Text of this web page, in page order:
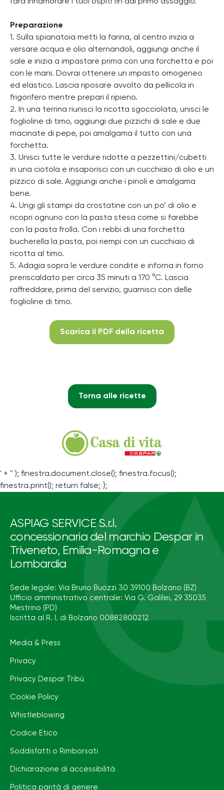
Preparazione
1. Sulla spianatoia metti la farina, al centro inizia a
versare acqua e olio alternandoli, aggiungi anche il
sale e inizia a impastare prima con una forchetta e poi
con le mani. Dovrai ottenere un impasto omogeneo
ed elastico. Lascia riposare avvolto da pellicola in
frigorifero mentre prepari il ripieno.
2. In una terrina riunisci la ricotta sgocciolata, unisci le
foglioline di timo, aggiungi due pizzichi di sale e due
macinate di pepe, poi amalgama il tutto con una
forchetta.
3. Unisci tutte le verdure ridotte a pezzettini/cubetti
in una ciotola e insaporisci con un cucchiaio di olio e un
pizzico di sale. Aggiungi anche i pinoli e amalgama
bene.
4. Ungi gli stampi da crostatine con un po’ di olio e
ricopri ognuno con la pasta stesa come si farebbe
con la pasta frolla. Con i rebbi di una forchetta
bucherella la pasta, poi riempi con un cucchiaio di
ricotta al timo.
5. Adagia sopra le verdure condite e inforna in forno
preriscaldato per circa 35 minuti a 170 °C. Lascia
raffreddare, prima del servizio, guarnisci con delle
foglioline di timo.
Scarica il PDF della ricetta
Torna alle ricette
' + '' ); finestra.document.close(); finestra.focus();
finestra.print(); return false; };
ASPIAG SERVICE S.r.l.
concessionaria del marchio Despar in
Triveneto, Emilia-Romagna e
Lombardia
Sede legale: Via Bruno Buozzi 30 39100 Bolzano (BZ)
Ufficio amministrativo centrale: Via G. Galilei, 29 35035
Mestrino (PD)
Iscritta al R. I. di Bolzano 00882800212
Media & Press
Privacy
Privacy Despar Tribù
Cookie Policy
Whistleblowing
Codice Etico
Soddisfatti o Rimborsati
Dichiarazione di accessibilità
Politica parità di genere